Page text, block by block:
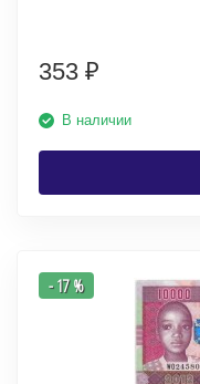
353 ₽
В наличии
- 17 %